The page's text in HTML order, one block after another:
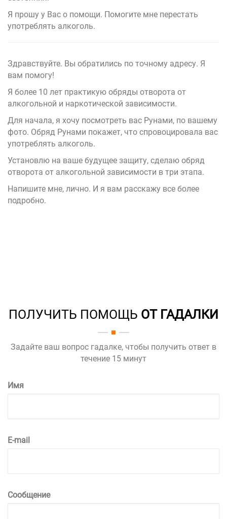
Я прошу у Вас о помощи. Помогите мне перестать
употреблять алкоголь.
Здравствуйте. Вы обратились по точному адресу. Я
вам помогу!
Я более 10 лет практикую обряды отворота от
алкогольной и наркотической зависимости.
Для начала, я хочу посмотреть вас Рунами, по вашему
фото. Обряд Рунами покажет, что спровоцировала вас
употреблять алкоголь.
Установлю на ваше будущее защиту, сделаю обряд
отворота от алкогольной зависимости в три этапа.
Напишите мне, лично. И я вам расскажу все более
подробно.
ПОЛУЧИТЬ ПОМОЩЬ ОТ ГАДАЛКИ
Задайте ваш вопрос гадалке, чтобы получить ответ в
течение 15 минут
Имя
E-mail
Сообщение